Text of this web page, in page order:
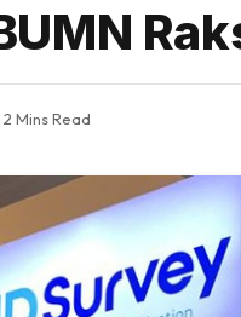
2 Mins Read